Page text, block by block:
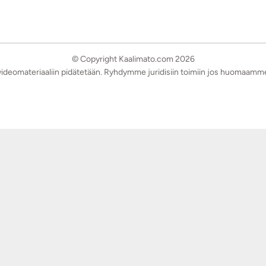
© Copyright Kaalimato.com 2026
pidätetään. Ryhdymme juridisiin toimiin jos